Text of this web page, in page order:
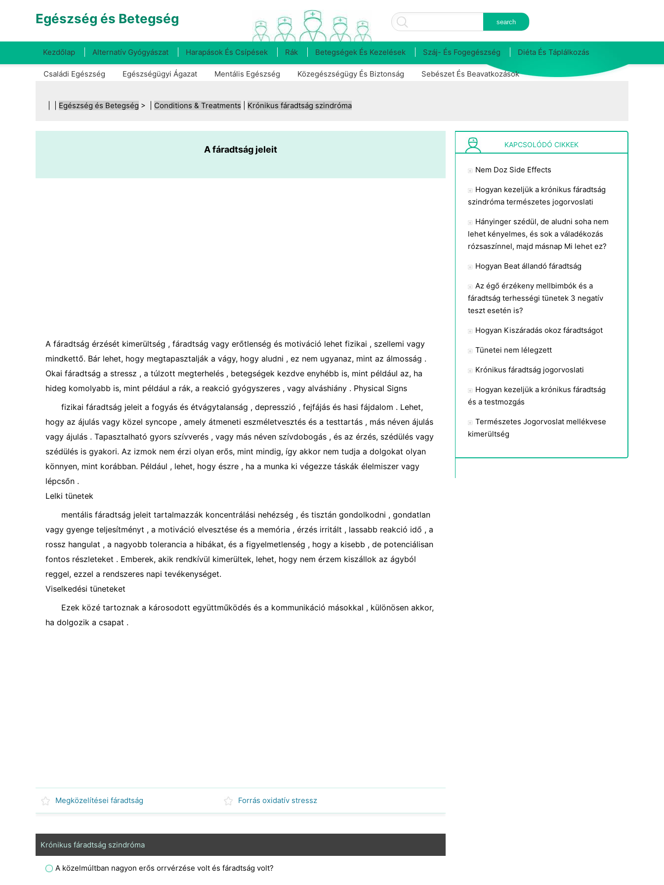
Egészség és Betegség
Kezdőlap Alternatív Gyógyászat Harapások És Csípések Rák Betegségek És Kezelések Száj- És Fogegészség Diéta És Táplálkozás
Családi Egészség Egészségügyi Ágazat Mentális Egészség Közegészségügy És Biztonság Sebészet És Beavatkozások
Egészség és Betegség > | Conditions & Treatments Krónikus fáradtság szindróma
A fáradtság jeleit
A fáradtság érzését kimerültség , fáradtság vagy erőtlenség és motiváció lehet fizikai , szellemi vagy
mindkettő. Bár lehet, hogy megtapasztalják a vágy, hogy aludni , ez nem ugyanaz, mint az álmosság .
Okai fáradtság a stressz , a túlzott megterhelés , betegségek kezdve enyhébb is, mint például az, ha
hideg komolyabb is, mint például a rák, a reakció gyógyszeres , vagy alváshiány . Physical Signs
fizikai fáradtság jeleit a fogyás és étvágytalanság , depresszió , fejfájás és hasi fájdalom . Lehet,
hogy az ájulás vagy közel syncope , amely átmeneti eszméletvesztés és a testtartás , más néven ájulás
vagy ájulás . Tapasztalható gyors szívverés , vagy más néven szívdobogás , és az érzés, szédülés vagy
szédülés is gyakori. Az izmok nem érzi olyan erős, mint mindig, így akkor nem tudja a dolgokat olyan
könnyen, mint korábban. Például , lehet, hogy észre , ha a munka ki végezze táskák élelmiszer vagy
lépcsőn .
Lelki tünetek
mentális fáradtság jeleit tartalmazzák koncentrálási nehézség , és tisztán gondolkodni , gondatlan
vagy gyenge teljesítményt , a motiváció elvesztése és a memória , érzés irritált , lassabb reakció idő , a
rossz hangulat , a nagyobb tolerancia a hibákat, és a figyelmetlenség , hogy a kisebb , de potenciálisan
fontos részleteket . Emberek, akik rendkívül kimerültek, lehet, hogy nem érzem kiszállok az ágyból
reggel, ezzel a rendszeres napi tevékenységet.
Viselkedési tüneteket
Ezek közé tartoznak a károsodott együttműködés és a kommunikáció másokkal , különösen akkor,
ha dolgozik a csapat .
Megközelítései fáradtság Forrás oxidatív stressz
Krónikus fáradtság szindróma
A közelmúltban nagyon erős orrvérzése volt és fáradtság volt?
KAPCSOLÓDÓ CIKKEK
Nem Doz Side Effects
Hogyan kezeljük a krónikus fáradtság
szindróma természetes jogorvoslati
Hányinger szédül, de aludni soha nem
lehet kényelmes, és sok a váladékozás
rózsaszínnel, majd másnap Mi lehet ez?
Hogyan Beat állandó fáradtság
Az égő érzékeny mellbimbók és a
fáradtság terhességi tünetek 3 negatív
teszt esetén is?
Hogyan Kiszáradás okoz fáradtságot
Tünetei nem lélegzett
Krónikus fáradtság jogorvoslati
Hogyan kezeljük a krónikus fáradtság
és a testmozgás
Természetes Jogorvoslat mellékvese
kimerültség